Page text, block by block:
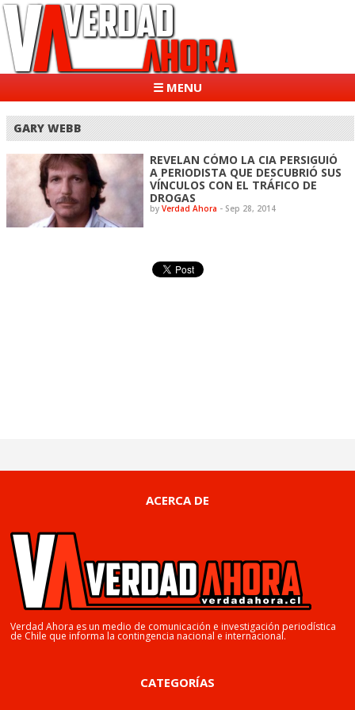
☰ MENU
GARY WEBB
REVELAN CÓMO LA CIA PERSIGUIÓ
A PERIODISTA QUE DESCUBRIÓ SUS
VÍNCULOS CON EL TRÁFICO DE
DROGAS
byVerdad Ahora - Sep 28, 2014
ACERCA DE
Verdad Ahora es un medio de comunicación e investigación periodística
de Chile que informa la contingencia nacional e internacional.
CATEGORÍAS